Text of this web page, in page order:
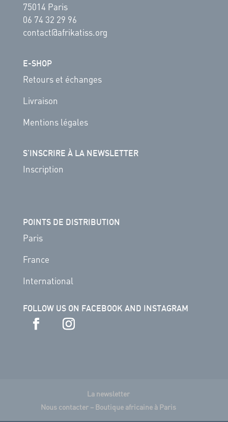
75014 Paris
06 74 32 29 96
contact@afrikatiss.org
E-SHOP
Retours et échanges
Livraison
Mentions légales
S’INSCRIRE À LA NEWSLETTER
Inscription
POINTS DE DISTRIBUTION
Paris
France
International
FOLLOW US ON FACEBOOK AND INSTAGRAM
La newsletter
Nous contacter – Boutique africaine à Paris